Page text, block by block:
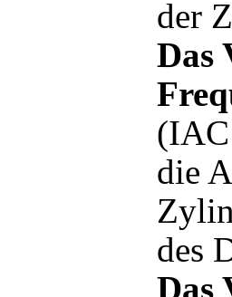
der
Das
die
des
Das